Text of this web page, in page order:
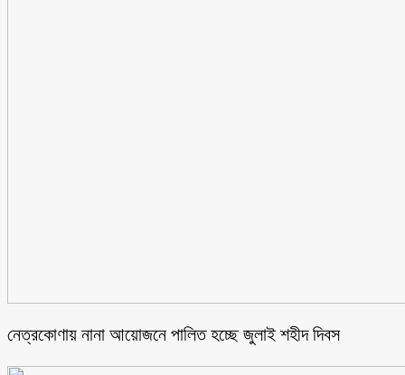
নেত্রকোণায় নানা আয়োজনে পালিত হচ্ছে জুলাই শহীদ দিবস